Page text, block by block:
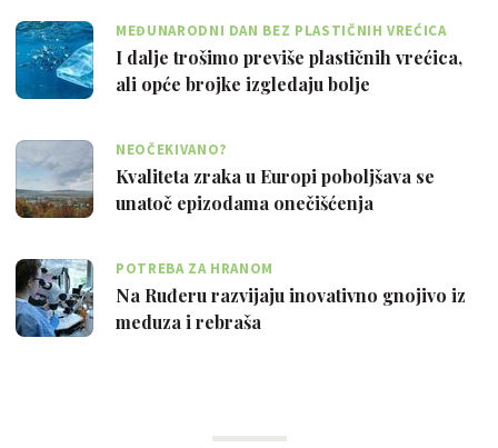
MEĐUNARODNI DAN BEZ PLASTIČNIH VREĆICA
I dalje trošimo previše plastičnih vrećica,
ali opće brojke izgledaju bolje
NEOČEKIVANO?
Kvaliteta zraka u Europi poboljšava se
unatoč epizodama onečišćenja
POTREBA ZA HRANOM
Na Ruđeru razvijaju inovativno gnojivo iz
meduza i rebraša